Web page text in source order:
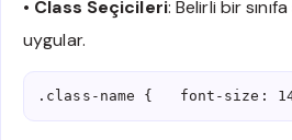
• Class Seçicileri: Belirli bir
uygular.
.class-name {   font-size: